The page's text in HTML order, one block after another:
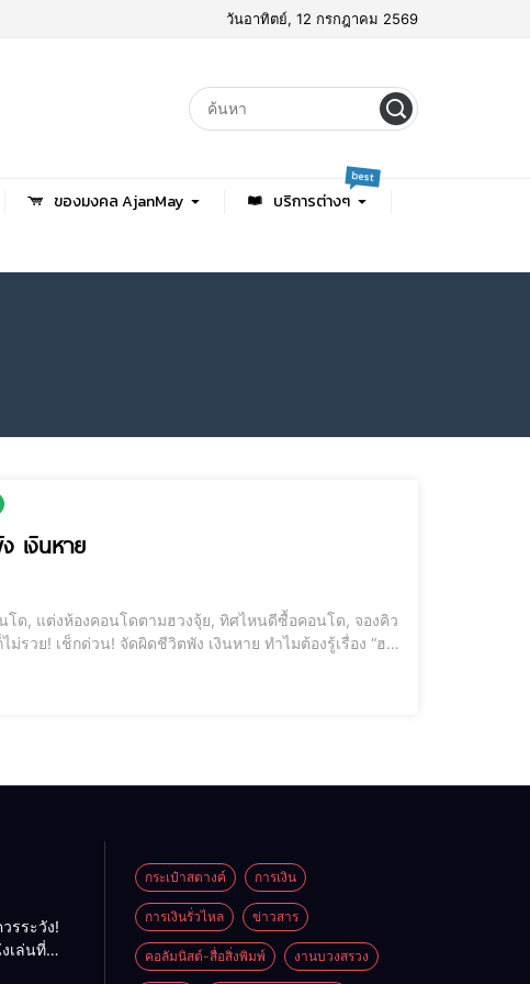
วันอาทิตย์, 12 กรกฎาคม 2569
ของมงคล AjanMay บริการต่างๆ
best
เงินหาย
รระวัง!
เล่นที่
กระเป๋าสตางค์ การเงิน
การเงินรั่วไหล ข่าวสาร
คอลัมนิสต์-สื่อสิ่งพิมพ์ งานบวงสรวง